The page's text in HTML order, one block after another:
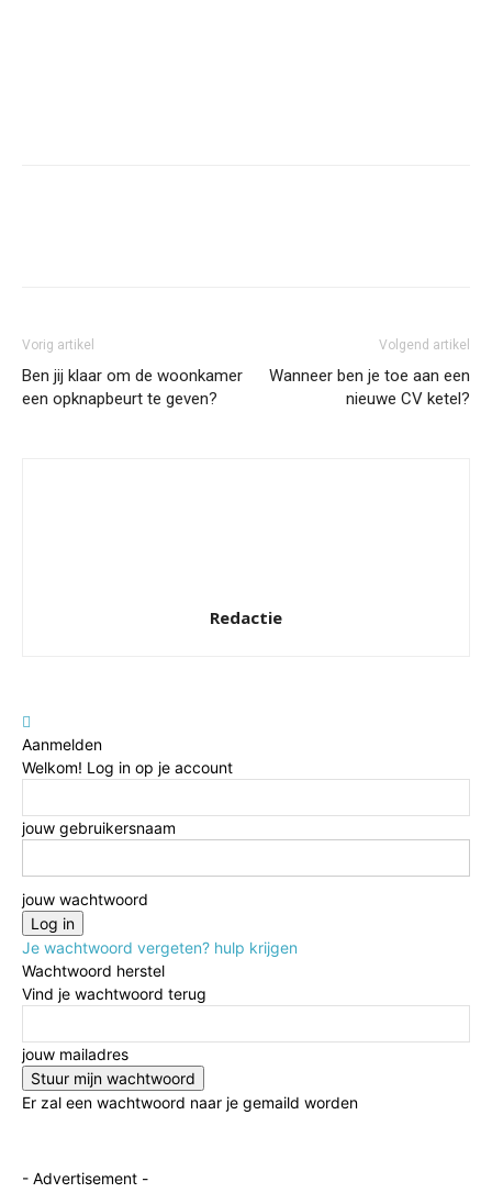
Vorig artikel
Ben jij klaar om de woonkamer
een opknapbeurt te geven?
Volgend artikel
Wanneer ben je toe aan een
nieuwe CV ketel?
Redactie
Aanmelden
Welkom! Log in op je account
jouw gebruikersnaam
jouw wachtwoord
Je wachtwoord vergeten? hulp krijgen
Wachtwoord herstel
Vind je wachtwoord terug
jouw mailadres
Er zal een wachtwoord naar je gemaild worden
- Advertisement -